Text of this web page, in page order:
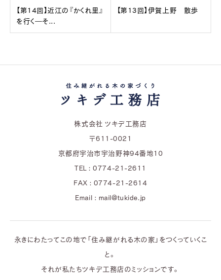
【第14回】近江の『かくれ里』
を行く―そ...
【第13回】伊賀上野 散歩
株式会社 ツキデ工務店
〒611-0021
京都府宇治市宇治野神94番地10
TEL : 0774-21-2611
FAX : 0774-21-2614
Email : mail@tukide.jp
永きにわたってこの地で「住み継がれる木の家」をつくっていくこ
と。
それが私たちツキデ工務店のミッションです。